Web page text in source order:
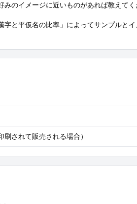
みのイメージに近いものがあれば教えてく
と平仮名の比率」によってサンプルと
されて販売される場合）